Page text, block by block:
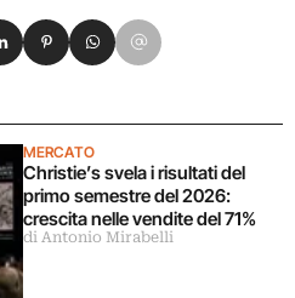
MERCATO
Christie’s svela i risultati del
primo semestre del 2026:
crescita nelle vendite del 71%
di Antonio Mirabelli
su Xsu LinkedIn
Condividi su Pinterest
Condividi su WhatsApp
Condividi su Email